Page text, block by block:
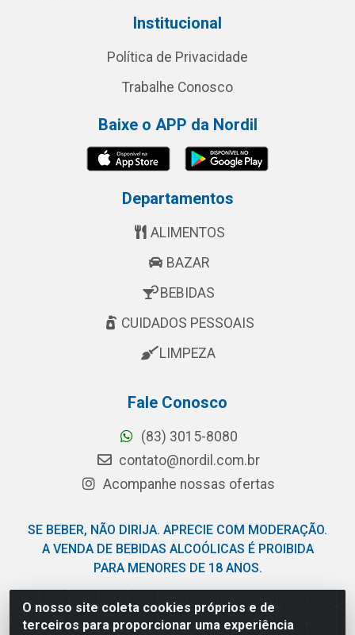
O nosso site coleta cookies próprios e de
terceiros para proporcionar uma experiência
Institucional
Política de Privacidade
Trabalhe Conosco
Baixe o APP da Nordil
Departamentos
ALIMENTOS
BAZAR
BEBIDAS
CUIDADOS PESSOAIS
LIMPEZA
Fale Conosco
(83) 3015-8080
contato@nordil.com.br
Acompanhe nossas ofertas
SE BEBER, NÃO DIRIJA. APRECIE COM MODERAÇÃO.
A VENDA DE BEBIDAS ALCOÓLICAS É PROIBIDA
PARA MENORES DE 18 ANOS.
Nordil Distribuidora - Avenida Liberdade, 2738, Bloco F -